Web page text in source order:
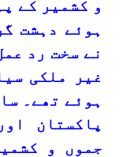
و کشمیر کے
ہوئے دہشت
نے سخت رد
غیر ملکی
ہوئے تھے۔
پاکستان
جموں و